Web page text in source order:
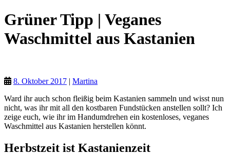
Grüner Tipp | Veganes
Waschmittel aus Kastanien
8. Oktober 2017 | Martina
Ward ihr auch schon fleißig beim Kastanien sammeln und wisst nun
nicht, was ihr mit all den kostbaren Fundstücken anstellen sollt? Ich
zeige euch, wie ihr im Handumdrehen ein kostenloses, veganes
Waschmittel aus Kastanien herstellen könnt.
Herbstzeit ist Kastanienzeit